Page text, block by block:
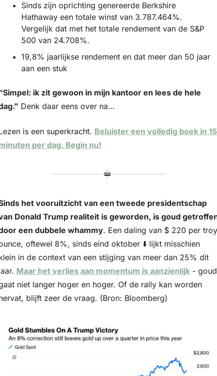
Sinds zijn oprichting genereerde Berkshire
Hathaway een totale winst van 3.787.464%.
Vergelijk dat met het totale rendement van de S&P
500 van 24.708%.
19,8% jaarlijkse rendement en dat meer dan 50 jaar
aan een stuk
ik zit gewoon in mijn kantoor en lees de hele
Denk daar eens over na…
is een superkracht. Beluister een volledig boek in 15
per dag. Begin nu!
het vooruitzicht van een tweede presidentschap
Donald Trump realiteit is geworden, is goud
een dubbele whammy. Een daling van $ 220 per troy
oftewel 8%, sinds eind oktober ⬇️ lijkt misschien
in de context van een stijging van meer dan 25% dit
Maar het verlies aan momentum is aanzienlijk - goud
niet langer hoger en hoger. Of de rally kan worden
blijft zeer de vraag. (Bron: Bloomberg)